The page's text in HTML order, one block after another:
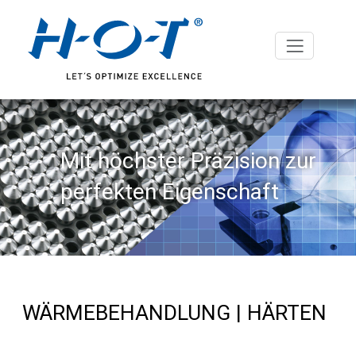
Mit höchster Präzision zur
perfekten Eigenschaft
WÄRMEBEHANDLUNG | HÄRTEN